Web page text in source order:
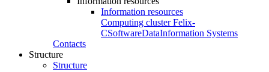
Information resources
Computing cluster Felix-
CSoftwareDataInformation Systems
Contacts
Structure
Structure